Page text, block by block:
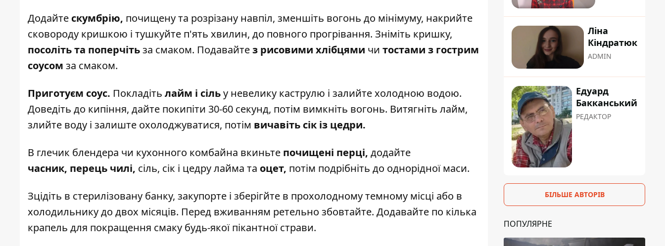
Додайте скумбрію, почищену та розрізану навпіл, зменшіть вогонь до мінімуму, накрийте
сковороду кришкою і тушкуйте п'ять хвилин, до повного прогрівання. Зніміть кришку,
посоліть та поперчітьза смаком. Подавайтез рисовими хлібцями чи тостами з гострим
соусом за смаком.
Приготуєм соус. Покладіть лайм і сільу невелику каструлю і залийте холодною водою.
Доведіть до кипіння, дайте покипіти 30-60 секунд, потім вимкніть вогонь. Витягніть лайм,
злийте воду і залиште охолоджуватися, потім вичавіть сік із цедри.
В глечик блендера чи кухонного комбайна вкиньте почищені перці, додайте
часник, перець чилі, сіль, сік і цедру лайма та оцет, потім подрібніть до однорідної маси.
Зцідіть в стерилізовану банку, закупорте і зберігйте в прохолодному темному місці або в
холодильнику до двох місяців. Перед вживанням ретельно збовтайте. Додавайте по кілька
крапель для покращення смаку будь-якої пікантної страви.
Ліна
Кіндратюк
ADMIN
Едуард
Бакканський
РЕДАКТОР
БІЛЬШЕ АВТОРІВ
ПОПУЛЯРНЕ